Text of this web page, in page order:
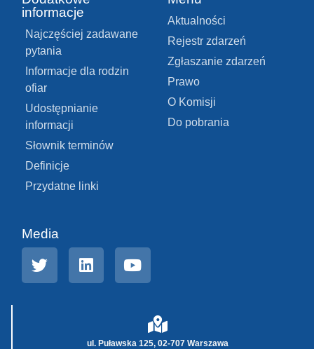
informacje
Najczęściej zadawane
pytania
Informacje dla rodzin
ofiar
Udostępnianie
informacji
Słownik terminów
Definicje
Przydatne linki
Aktualności
Rejestr zdarzeń
Zgłaszanie zdarzeń
Prawo
O Komisji
Do pobrania
Media
ul. Puławska 125, 02-707 Warszawa